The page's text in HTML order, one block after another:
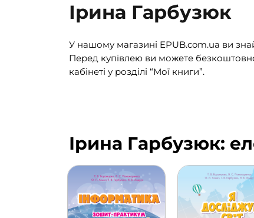
Ірина Гарбузюк
У нашому магазині EPUB.com.ua ви
Перед купівлею ви можете
кабінеті у розділі “Мої книги”.
Ірина Гарбузюк: